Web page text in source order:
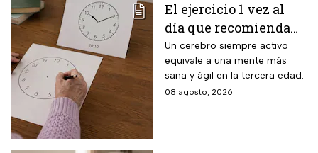
El ejercicio 1 vez al
día que recomienda
INAPAM para adultos
mayores para mejorar
la percepción motora
y la capacidad de
Un cerebro siempre activo
equivale a una mente más
sana y ágil en la tercera edad.
08 agosto, 2026